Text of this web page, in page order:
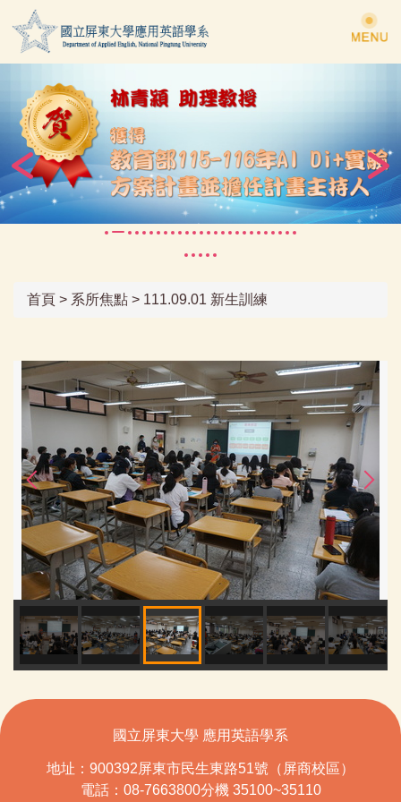
到
主
容
首頁 > 系所焦點 > 111.09.01 新生訓練
國立屏東大學 應用英語學系
地址：900392屏東市民生東路51號（屏商校區）
電話：08-7663800分機 35100~35110